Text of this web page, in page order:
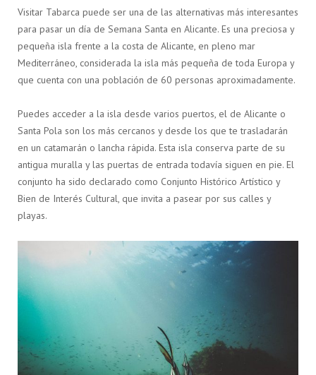
Visitar Tabarca puede ser una de las alternativas más interesantes
para pasar un día de Semana Santa en Alicante. Es una preciosa y
pequeña isla frente a la costa de Alicante, en pleno mar
Mediterráneo, considerada la isla más pequeña de toda Europa y
que cuenta con una población de 60 personas aproximadamente.
Puedes acceder a la isla desde varios puertos, el de Alicante o
Santa Pola son los más cercanos y desde los que te trasladarán
en un catamarán o lancha rápida. Esta isla conserva parte de su
antigua muralla y las puertas de entrada todavía siguen en pie. El
conjunto ha sido declarado como Conjunto Histórico Artístico y
Bien de Interés Cultural, que invita a pasear por sus calles y
playas.